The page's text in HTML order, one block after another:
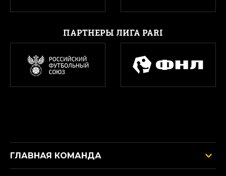
ПАРТНЕРЫ ЛИГА PARI
ГЛАВНАЯ КОМАНДА